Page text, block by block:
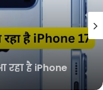
है iPhone
डिस्प्ले!